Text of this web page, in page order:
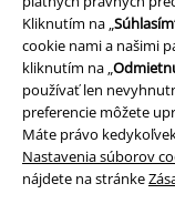
Kliknutím na „Súhlasím
cookie nami a našimi
kliknutím na „
používať len
preferencie môžete
Máte právo
Nastavenia súborov
nájdete na stránke
Ochrana osobných
Likvidácia odpadu a
Vyhlásenie o zhode
Informácie o